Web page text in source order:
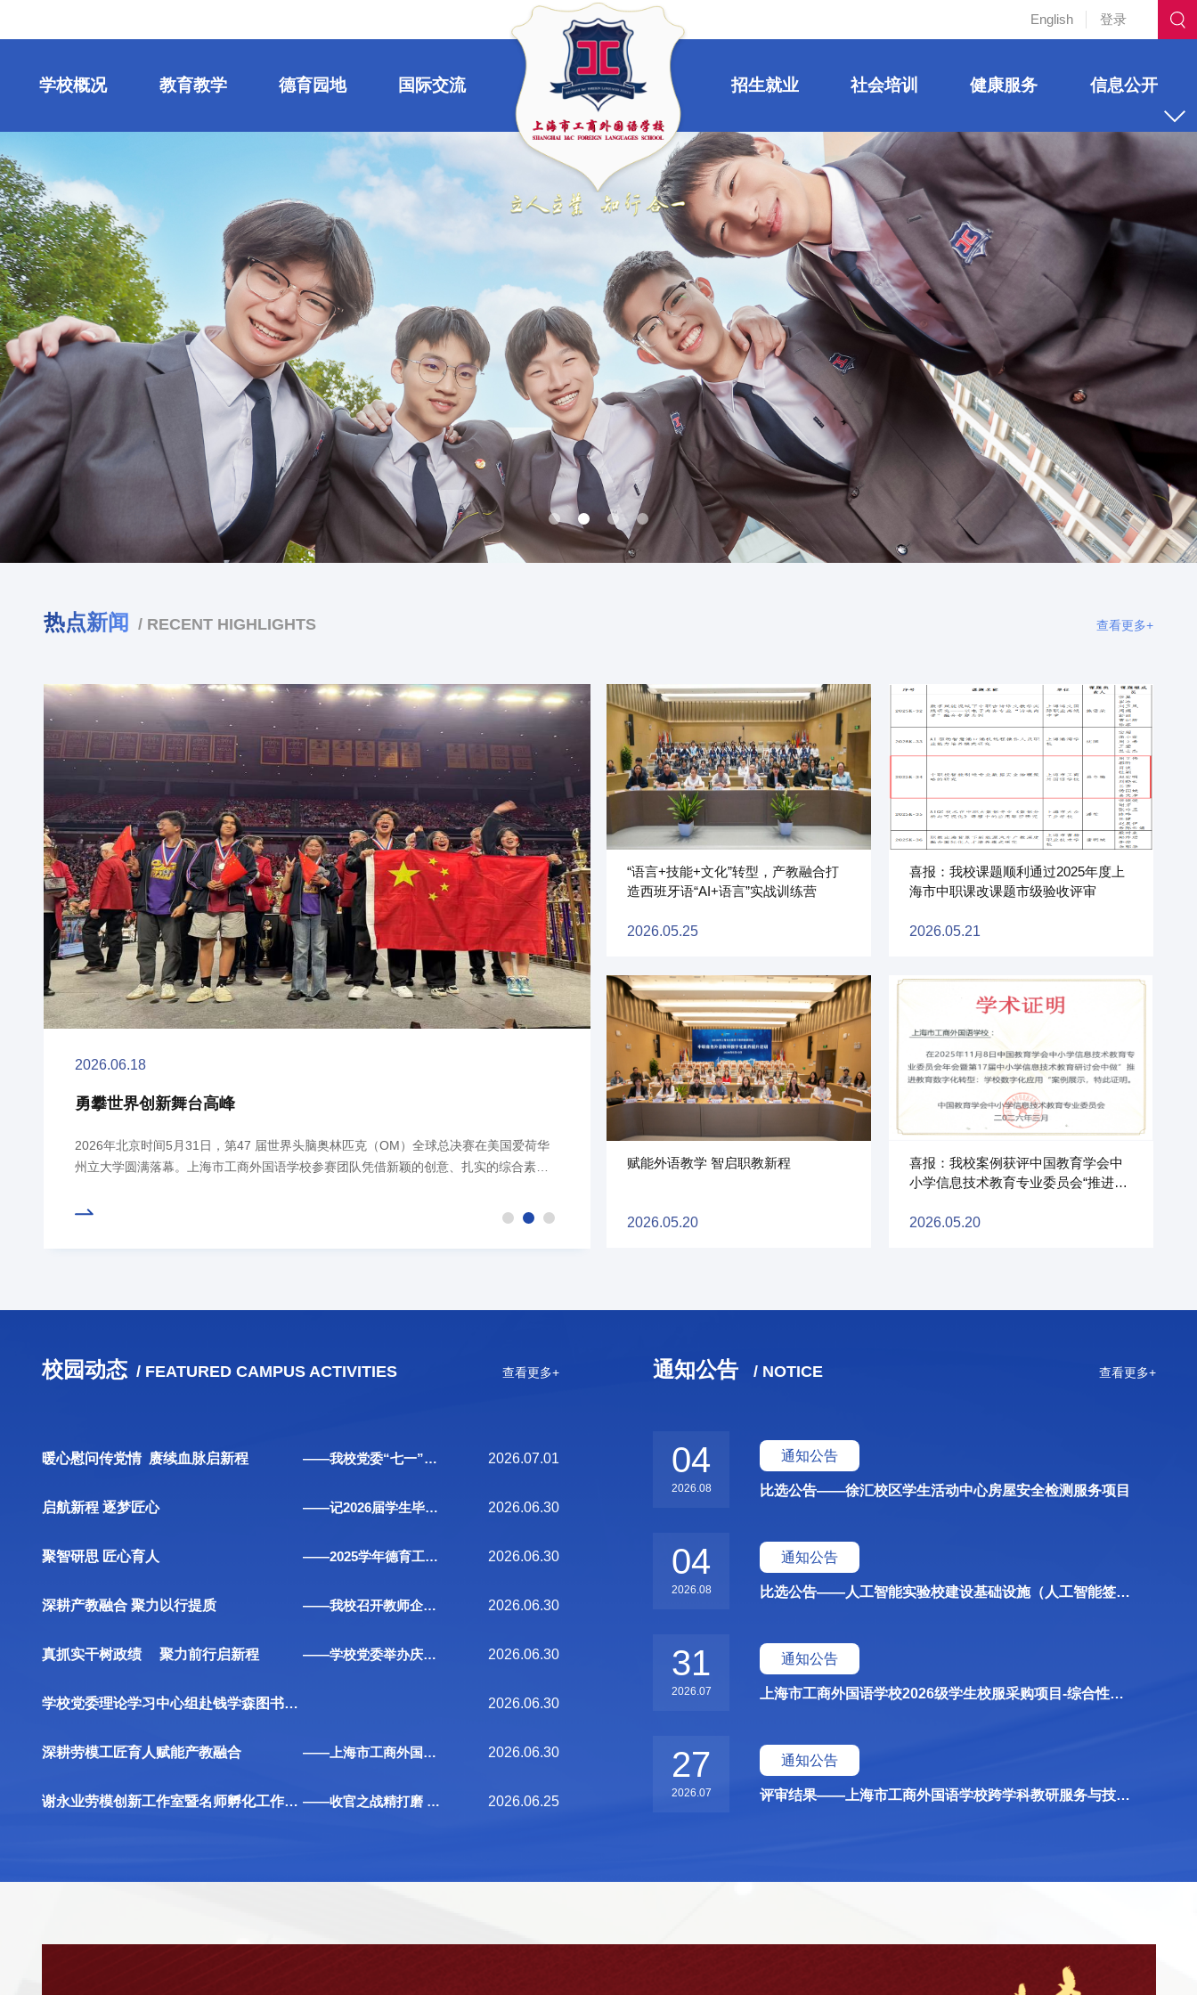
English 登录
学校概况 教育教学 德育园地 国际交流 招生就业 社会培训 健康服务 信息公开
热点新闻 / RECENT HIGHLIGHTS 查看更多+
世界创新舞台高峰
年北京时间5月31日，第47 届世界头脑奥林匹克（OM）全球总决赛在美国爱荷华
大学圆满落幕。上海市工商外国语学校参赛团队凭借新颖的创意、扎实的综合素
佳绩。世界头脑奥林匹克（Odyssey of the Mind，OM）是全球极具影响力的青少
是展示青少年综合创新能力、实践能力与团队协作能力的重要国际平台。学校高度
思到最终成型，团队经历多轮推倒重来：道具结构反复拆解、重组、加固，完成百
承重测试；剧本方案多次修改完善，常因细节讨论至深夜；队员几乎放弃全部节假
以智赋能成长 以技预见未来
2026年5月上海市工商外国语学校，学生志愿者在校门口有序引导往来参与体验的同学和
陪伴的家长，校园操场上各类AI智能体育设备整齐布设、全面亮相，供同学们亲手实
操、沉浸式体验。智能科技深度融入校园日常，让前沿 AI 技术与校园教育教学紧密相
融，以科技赋能育人，尽显新时代校园智慧育人新风尚。 作为上海市教委倾力打造的职
业教育特色品牌活动——职业体验日，早已成为展现中职院校职教创新成果的亮眼名
片。依托市级平台统筹统筹部署，各校踊跃参与，推出多款贴合职教特色的趣味体验项
遗匠心、玩转直播等多元体验区域，在沉浸式实操体验中窥见未来职业图景。这场融汇
古今文化、兼具科技底蕴的职业启蒙盛会，悄然播撒理想种子，为少年们勾勒成长蓝
2026.06.30
深耕劳模工匠
济高质量发展城市
中国技协高工委理
拓宽国家级交流平
“语言+技能+文化”转型，产教融合打
造西班牙语“AI+语言”实战训练营
2026.05.25
喜报：我校课题顺利通过2025年度上
海市中职课改课题市级验收评审
2026.05.21
赋能外语教学 智启职教新程
2026.05.20
喜报：我校案例获评中国教育学会中
小学信息技术教育专业委员会“推进教
例
2026.05.20
校园动态 / FEATURED CAMPUS ACTIVITIES 查看更多+
2026.07.01
暖心慰问传党情 赓续血脉启新程 ——我校党委“七一”前夕走访慰问老党员
2026.06.30
启航新程 逐梦匠心 ——记2026届学生毕业典礼
2026.06.30
聚智研思 匠心育人 ——2025学年德育工作总结暨班主任展示活动
2026.06.30
深耕产教融合 聚力以行提质 ——我校召开教师企业实践需求诊断专题会议
2026.06.30
真抓实干树政绩 聚力前行启新程 ——学校党委举办庆祝中国共产党成立105周年暨2026年度“两优一先”表彰会
2026.06.30
学校党委理论学习中心组赴钱学森图书馆参观学习
2026.06.30
深耕劳模工匠育人赋能产教融合 ——上海市工商外国语学校获评中国技协高工委理事单位
2026.06.25
谢永业劳模创新工作室暨名师孵化工作室（第二期）研修活动简报15 ——收官之战精打磨 匠师领航谱新篇
通知公告 / NOTICE 查看更多+
04
2026.08
通知公告
比选公告——徐汇校区学生活动中心房屋安全检测服务项目
04
2026.08
通知公告
比选公告——人工智能实验校建设基础设施（人工智能签到机）采购
31
2026.07
通知公告
上海市工商外国语学校2026级学生校服采购项目-综合性比选公告
27
2026.07
通知公告
评审结果——上海市工商外国语学校跨学科教研服务与技术支持项目